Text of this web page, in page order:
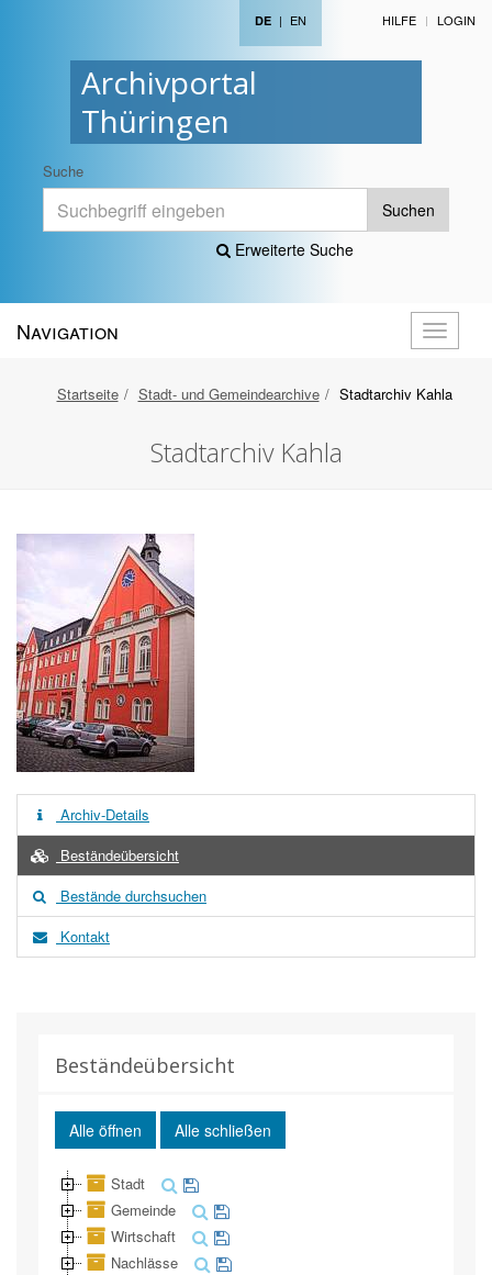
Archivportal
Thüringen
DE | EN HILFE LOGIN
Suche
Suchen
Erweiterte Suche
öffnen
Navigation
Startseite Stadt- und Gemeindearchive Stadtarchiv Kahla
Stadtarchiv Kahla
Archiv-Details
Beständeübersicht
Bestände durchsuchen
Kontakt
Beständeübersicht
Alle öffnen Alle schließen
Stadt
Gemeinde
Wirtschaft
Nachlässe